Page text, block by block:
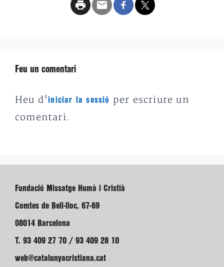
Feu un comentari
Heu d'iniciar la sessió
per escriure un
comentari.
Fundació Missatge Humà i Cristià
Comtes de Bell-lloc, 67-69
08014 Barcelona
T. 93 409 27 70 / 93 409 28 10
web@catalunyacristiana.cat